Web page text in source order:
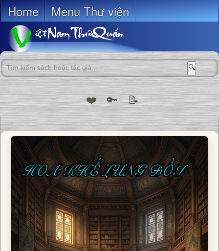
Home Menu Thư viện
🔍
❤️ 🔑 📝